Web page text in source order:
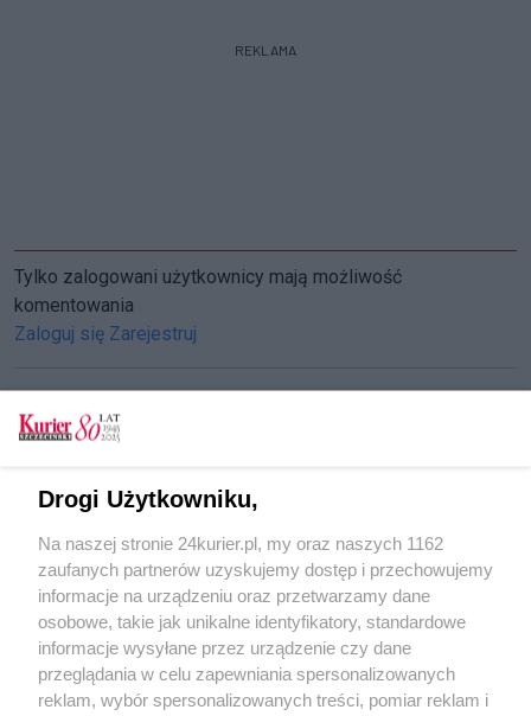
REKLAMA
Tylko zalogowani użytkownicy mają możliwość
komentowania
Zaloguj się Zarejestruj
Zapisane w „Kurierze” (9-11.12.1964 r.)
Zapisane w „Kurierze” (6-9.12.1964 r.)
Zapisane w „Kurierze” (4-5.12.1964 r.)
POGODA
Drogi Użytkowniku,
Na naszej stronie 24kurier.pl, my oraz naszych 1162
zaufanych partnerów uzyskujemy dostęp i przechowujemy
informacje na urządzeniu oraz przetwarzamy dane
osobowe, takie jak unikalne identyfikatory, standardowe
informacje wysyłane przez urządzenie czy dane
przeglądania w celu zapewniania spersonalizowanych
reklam, wybór spersonalizowanych treści, pomiar reklam i